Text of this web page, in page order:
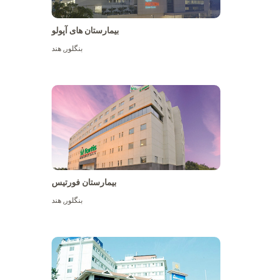
بیمارستان های آپولو
بنگلور,هند
بیمارستان فورتیس
بنگلور,هند